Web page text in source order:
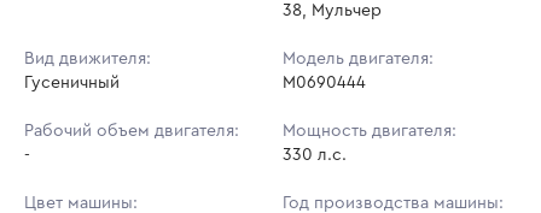
38, Мульчер
Вид движителя:
Гусеничный
Модель двигателя:
М0690444
Рабочий объем двигателя:
-
Мощность двигателя:
330 л.с.
Цвет машины:
Год производства машины: